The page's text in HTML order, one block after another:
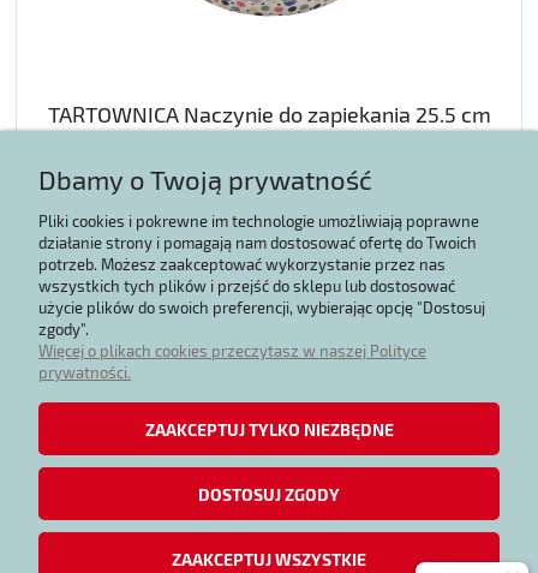
TARTOWNICA Naczynie do zapiekania 25.5 cm
96,57 zł
POWIADOM O DOSTĘPNOŚCI
Regulaminy
Moje konto
Informacje
Dbamy o Twoją prywatność
Pliki cookies i pokrewne im technologie umożliwiają poprawne
działanie strony i pomagają nam dostosować ofertę do Twoich
potrzeb. Możesz zaakceptować wykorzystanie przez nas
wszystkich tych plików i przejść do sklepu lub dostosować
użycie plików do swoich preferencji, wybierając opcję "Dostosuj
zgody".
Więcej o plikach cookies przeczytasz w naszej Polityce
prywatności.
ZAAKCEPTUJ TYLKO NIEZBĘDNE
DOSTOSUJ ZGODY
ZAAKCEPTUJ WSZYSTKIE